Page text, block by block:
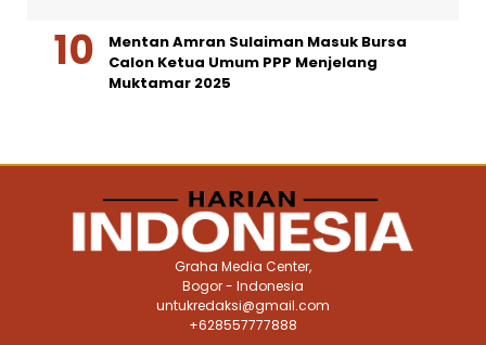
Mentan Amran Sulaiman Masuk Bursa
Calon Ketua Umum PPP Menjelang
Muktamar 2025
Graha Media Center,
Bogor - Indonesia
untukredaksi@gmail.com
+628557777888